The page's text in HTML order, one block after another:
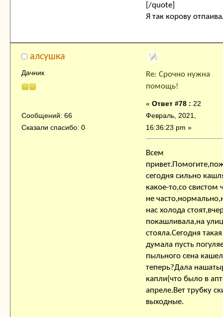
[/quote]
Я так корову
алсушка
Дачник
Сообщений: 66
Сказали спасибо: 0
Re: Срочно нужна
помощь!
« Ответ #78 : 22
Февраль, 2021,
16:36:23 pm »
Всем
сегодня сильно
какое-то,со
не
нас холода
покашливала,на
стояла.Сегодня
думала пусть
пыльного сена
теперь?Дала
капли(что было в
апреле.Вет трубку
выходные.